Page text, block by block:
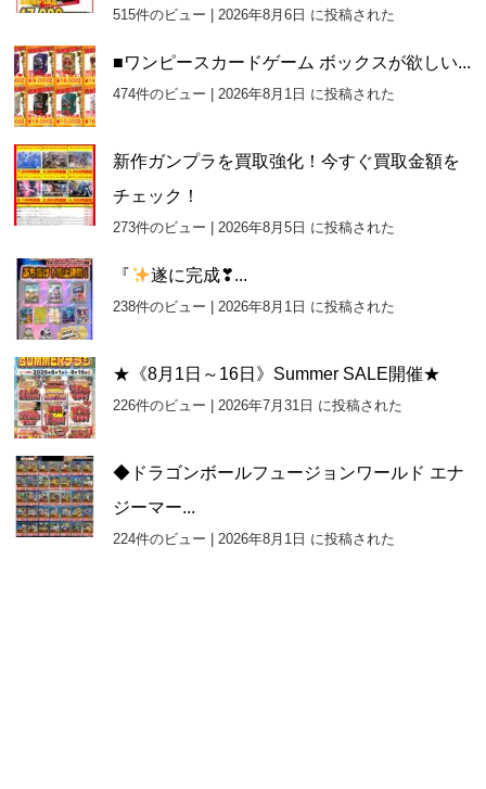
515件のビュー |2026年8月6日 に投稿された
■ワンピースカードゲーム ボックスが欲しい...
474件のビュー |2026年8月1日 に投稿された
新作ガンプラを買取強化！今すぐ買取金額を
チェック！
273件のビュー |2026年8月5日 に投稿された
『 遂に完成❣...
238件のビュー |2026年8月1日 に投稿された
★《8月1日～16日》Summer SALE開催★
226件のビュー |2026年7月31日 に投稿された
◆ドラゴンボールフュージョンワールド エナ
ジーマー...
224件のビュー |2026年8月1日 に投稿された